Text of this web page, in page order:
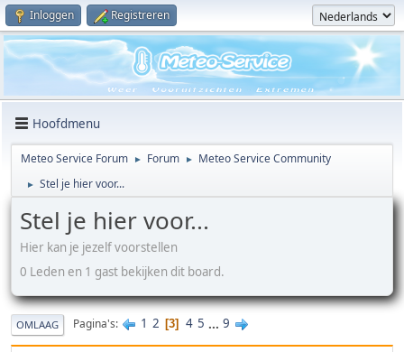
Inloggen Registreren
Hoofdmenu
Meteo Service Forum ► Forum ► Meteo Service Community
► Stel je hier voor...
Stel je hier voor...
Hier kan je jezelf voorstellen
0 Leden en 1 gast bekijken dit board.
OMLAAG Pagina's 1 2 3 4 5 ... 9